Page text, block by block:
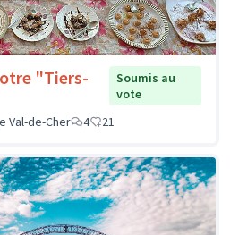
"Tiers-
Soumis au
vote
Val-de-Cher
4 21